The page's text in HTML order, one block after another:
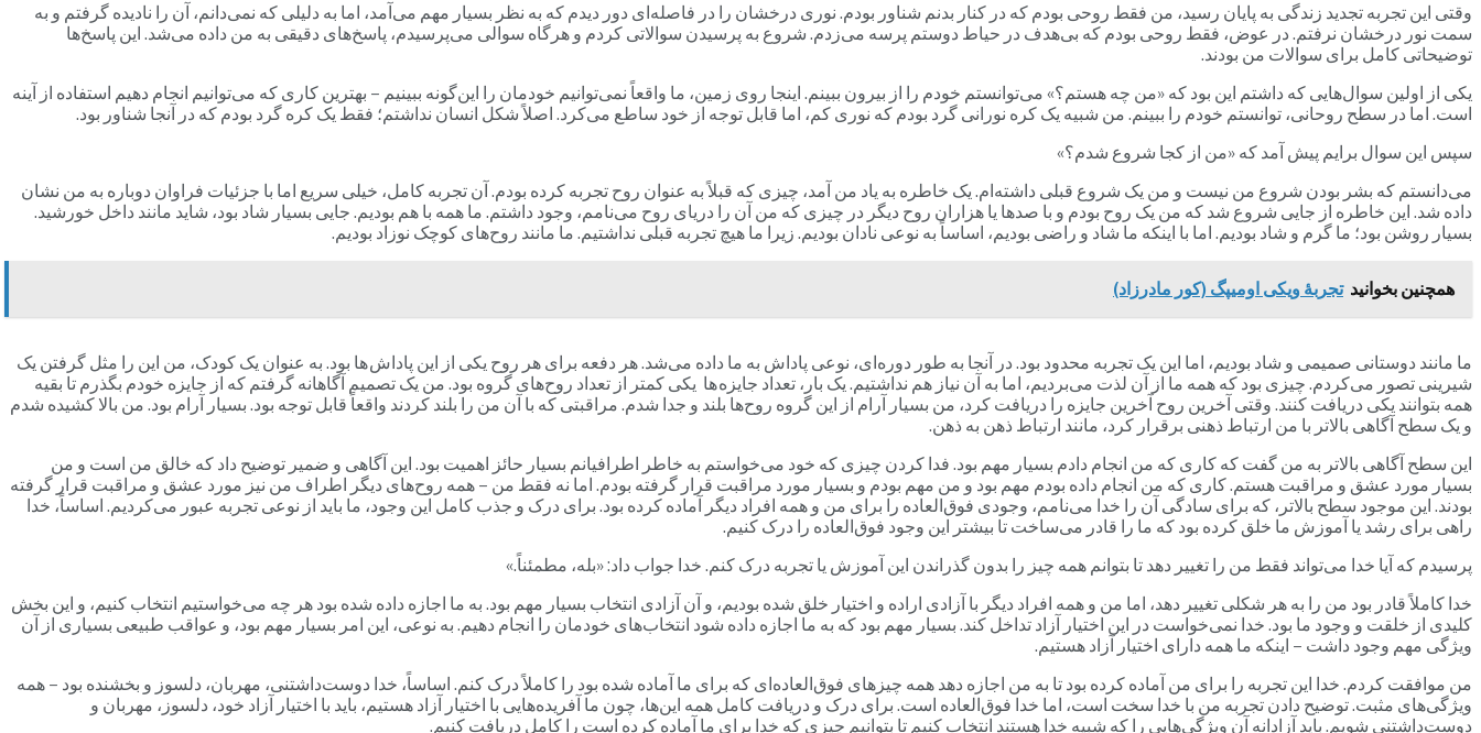
وقتی این تجربه تجدید زندگی به پایان رسید، من فقط روحی بودم که در کنار بدنم شناور بودم. نوری درخشان را در فاصله‌ای دور دیدم که به نظر بسیار مهم می‌آمد، اما به دلیلی که نمی‌دانم، آن را نادیده گرفتم و به
سمت نور درخشان نرفتم. در عوض، فقط روحی بودم که بی‌هدف در حیاط دوستم پرسه می‌زدم. شروع به پرسیدن سوالاتی کردم و هرگاه سوالی می‌پرسیدم، پاسخ‌های دقیقی به من داده می‌شد. این پاسخ‌ها
توضیحاتی کامل برای سوالات من بودند.
یکی از اولین سوال‌هایی که داشتم این بود که «من چه هستم؟» می‌توانستم خودم را از بیرون ببینم. اینجا روی زمین، ما واقعاً نمی‌توانیم خودمان را این‌گونه ببینیم – بهترین کاری که می‌توانیم انجام دهیم استفاده از آینه
است. اما در سطح روحانی، توانستم خودم را ببینم. من شبیه یک کره نورانی گرد بودم که نوری کم، اما قابل توجه از خود ساطع می‌کرد. اصلاً شکل انسان نداشتم؛ فقط یک کره گرد بودم که در آنجا شناور بود.
سپس این سوال برایم پیش آمد که «من از کجا شروع شدم؟»
می‌دانستم که بشر بودن شروع من نیست و من یک شروع قبلی داشته‌ام. یک خاطره به یاد من آمد، چیزی که قبلاً به عنوان روح تجربه کرده بودم. آن تجربه کامل، خیلی سریع اما با جزئیات فراوان دوباره به من نشان
داده شد. این خاطره از جایی شروع شد که من یک روح بودم و با صدها یا هزاران روح دیگر در چیزی که من آن را دریای روح می‌نامم، وجود داشتم. ما همه با هم بودیم. جایی بسیار شاد بود، شاید مانند داخل خورشید.
بسیار روشن بود؛ ما گرم و شاد بودیم. اما با اینکه ما شاد و راضی بودیم، اساساً به نوعی نادان بودیم. زیرا ما هیچ تجربه قبلی نداشتیم. ما مانند روح‌های کوچک نوزاد بودیم.
همچنین بخوانید تجربۀ ویکی اومیپگ (کور مادرزاد)
ما مانند دوستانی صمیمی و شاد بودیم، اما این یک تجربه محدود بود. در آنجا به طور دوره‌ای، نوعی پاداش به ما داده می‌شد. هر دفعه برای هر روح یکی از این پاداش ها بود. به عنوان یک کودک، من این را مثل گرفتن یک
شیرینی تصور می‌کردم. چیزی بود که همه ما از آن لذت می‌بردیم، اما به آن نیاز هم نداشتیم. یک بار، تعداد جایزه ها یکی کمتر از تعداد روح‌های گروه بود. من یک تصمیم آگاهانه گرفتم که از جایزه خودم بگذرم تا بقیه
همه بتوانند یکی دریافت کنند. وقتی آخرین روح آخرین جایزه را دریافت کرد، من بسیار آرام از این گروه روح‌ها بلند و جدا شدم. مراقبتی که با آن من را بلند کردند واقعاً قابل توجه بود. بسیار آرام بود. من بالا کشیده شدم
و یک سطح آگاهی بالاتر با من ارتباط ذهنی برقرار کرد، مانند ارتباط ذهن به ذهن.
این سطح آگاهی بالاتر به من گفت که کاری که من انجام دادم بسیار مهم بود. فدا کردن چیزی که خود می‌خواستم به خاطر اطرافیانم بسیار حائز اهمیت بود. این آگاهی و ضمیر توضیح داد که خالق من است و من
بسیار مورد عشق و مراقبت هستم. کاری که من انجام داده بودم مهم بود و من مهم بودم و بسیار مورد مراقبت قرار گرفته بودم. اما نه فقط من – همه روح‌های دیگر اطراف من نیز مورد عشق و مراقبت قرار گرفته
بودند. این موجود سطح بالاتر، که برای سادگی آن را خدا می‌نامم، وجودی فوق‌العاده را برای من و همه افراد دیگر آماده کرده بود. برای درک و جذب کامل این وجود، ما باید از نوعی تجربه‌ عبور می‌کردیم. اساساً، خدا
راهی برای رشد یا آموزش ما خلق کرده بود که ما را قادر می‌ساخت تا بیشتر این وجود فوق‌العاده را درک کنیم.
پرسیدم که آیا خدا می‌تواند فقط من را تغییر دهد تا بتوانم همه چیز را بدون گذراندن این آموزش یا تجربه درک کنم. خدا جواب داد: «بله، مطمئناً.»
خدا کاملاً قادر بود من را به هر شکلی تغییر دهد، اما من و همه افراد دیگر با آزادی اراده و اختیار خلق شده بودیم، و آن آزادی انتخاب بسیار مهم بود. به ما اجازه داده شده بود هر چه می‌خواستیم انتخاب کنیم، و این بخش
کلیدی از خلقت و وجود ما بود. خدا نمی‌خواست در این اختیار آزاد تداخل کند. بسیار مهم بود که به ما اجازه داده شود انتخاب‌های خودمان را انجام دهیم. به نوعی، این امر بسیار مهم بود، و عواقب طبیعی بسیاری از آن
ویژگی مهم وجود داشت – اینکه ما همه دارای اختیار آزاد هستیم.
من موافقت کردم. خدا این تجربه را برای من آماده کرده بود تا به من اجازه دهد همه چیزهای فوق‌العاده‌ای که برای ما آماده شده بود را کاملاً درک کنم. اساساً، خدا دوست‌داشتنی، مهربان، دلسوز و بخشنده بود – همه
ویژگی‌های مثبت. توضیح دادن تجربه من با خدا سخت است، اما خدا فوق‌العاده است. برای درک و دریافت کامل همه این‌ها، چون ما آفریده‌هایی با اختیار آزاد هستیم، باید با اختیار آزاد خود، دلسوز، مهربان و
دوست‌داشتنی شویم. باید آزادانه آن ویژگی‌هایی را که شبیه خدا هستند انتخاب کنیم تا بتوانیم چیزی که خدا برای ما آماده کرده است را کامل دریافت کنیم.